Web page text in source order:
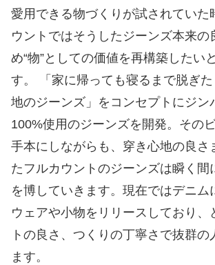
愛用できる物づくりが試されていた
ウントではそうしたジーンズ本来の
め“物”としての価値を再構築したい
す。 「家に帰っても寝るまで脱ぎ
地のジーンズ」をコンセプトにジン
100%使用のジーンズを開発。その
手本にしながらも、穿き心地の良さ
たフルカウントのジーンズは瞬く間
を博していきます。現在ではデニム
ウェアや小物をリリースしており、
トの良さ、つくりの丁寧さで抜群の
ます。